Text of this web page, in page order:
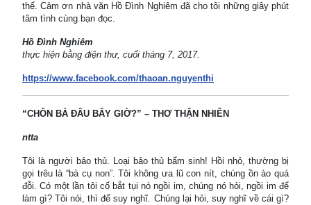
thế. Cảm ơn nhà văn Hồ Đình Nghiêm đã cho tôi những giây phút
tâm tình cùng bạn đọc.
Hồ Đình Nghiêm
thực hiện bằng điện thư, cuối tháng 7, 2017.
https://www.facebook.com/thaoan.nguyenthi
“CHÔN BẢ ĐÂU BÂY GIỜ?” – THƠ THẬN NHIÊN
ntta
Tôi là người bảo thủ. Loại bảo thủ bẩm sinh! Hồi nhỏ, thường bị
gọi trêu là “bà cụ non”. Tôi không ưa lũ con nít, chúng ồn ào quá
đỗi. Có một lần tôi cố bắt tụi nó ngồi im, chúng nó hỏi, ngồi im để
làm gì? Tôi nói, thì để suy nghĩ. Chúng lại hỏi, suy nghĩ về cái gì?